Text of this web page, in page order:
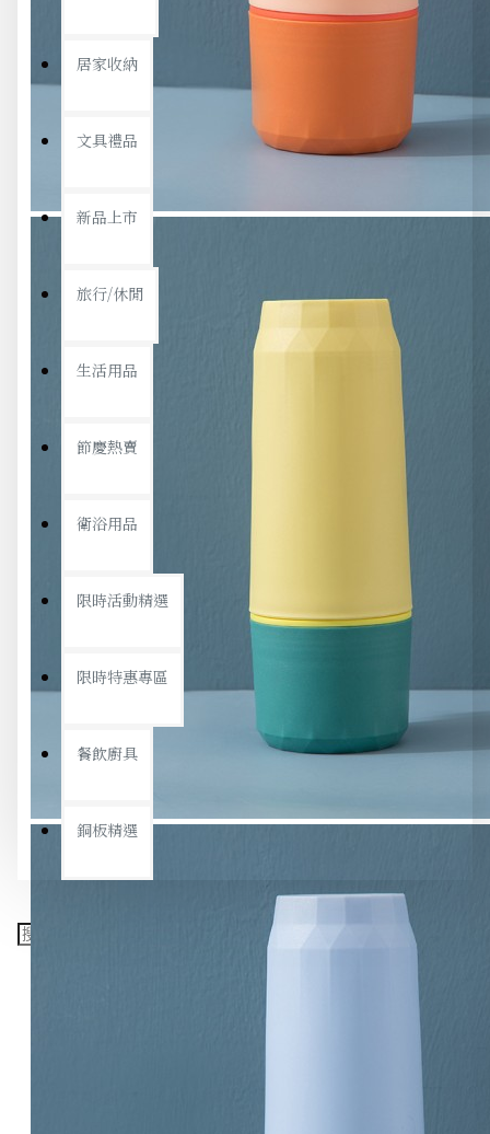
居家收納
文具禮品
新品上市
旅行/休閒
生活用品
節慶熱賣
衛浴用品
限時活動精選
限時特惠專區
餐飲廚具
銅板精選